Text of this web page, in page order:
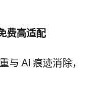
费高适配
与 AI 痕迹消除，